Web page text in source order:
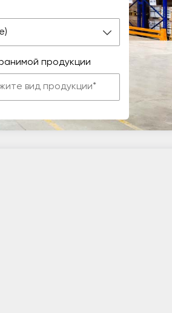
продукции